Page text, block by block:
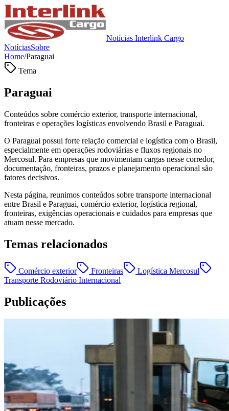
Notícias Interlink Cargo
NotíciasSobre
Home/Paraguai
Tema
Paraguai
Conteúdos sobre comércio exterior, transporte internacional,
fronteiras e operações logísticas envolvendo Brasil e Paraguai.
O Paraguai possui forte relação comercial e logística com o Brasil,
especialmente em operações rodoviárias e fluxos regionais no
Mercosul. Para empresas que movimentam cargas nesse corredor,
documentação, fronteiras, prazos e planejamento operacional são
fatores decisivos.
Nesta página, reunimos conteúdos sobre transporte internacional
entre Brasil e Paraguai, comércio exterior, logística regional,
fronteiras, exigências operacionais e cuidados para empresas que
atuam nesse mercado.
Temas relacionados
Comércio exterior Fronteiras
Logística Mercosul
Transporte Rodoviário Internacional
Publicações